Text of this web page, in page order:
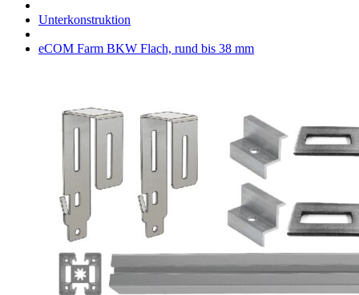
Unterkonstruktion
eCOM Farm BKW Flach, rund bis 38 mm